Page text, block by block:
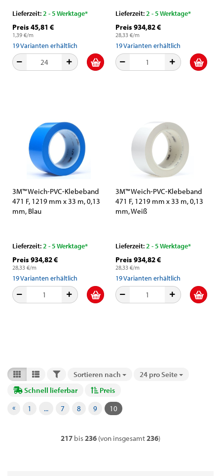
Lieferzeit:2 - 5 Werktage*
Preis 45,81 €
1,39 €/m
19Varianten erhältlich
Lieferzeit:2 - 5 Werktage*
Preis 934,82 €
28,33 €/m
19Varianten erhältlich
3M™ Weich-PVC-Klebeband
471 F, 1219 mm x 33 m, 0,13
mm, Blau
Lieferzeit:2 - 5 Werktage*
Preis 934,82 €
28,33 €/m
19Varianten erhältlich
3M™ Weich-PVC-Klebeband
471 F, 1219 mm x 33 m, 0,13
mm, Weiß
Lieferzeit:2 - 5 Werktage*
Preis 934,82 €
28,33 €/m
19Varianten erhältlich
FILTERSortieren nach
Sortieren nach 24 pro Seite
pro Seite
Schnell lieferbar
Preis
«
1 ... 7 8 9 10
217 bis236 (von insgesamt236)